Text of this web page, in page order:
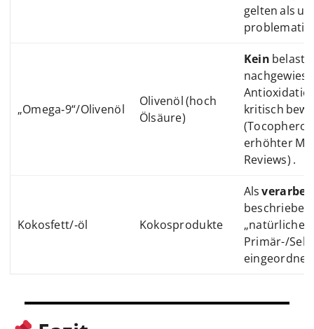
gelten als
„Omega‑9“/Olivenöl
Olivenöl (hoch
Ölsäure)
Kein
kritisch
erhöhter
Reviews) .
Kokosfett/‑öl Kokosprodukte
Als
Primär-/
eingeordnet